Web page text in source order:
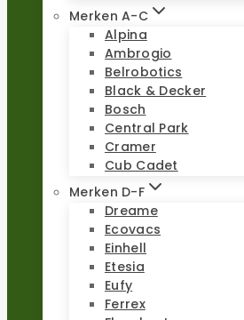
Merken A-C
Alpina
Ambrogio
Belrobotics
Black & Decker
Bosch
Central Park
Cramer
Cub Cadet
Merken D-F
Dreame
Ecovacs
Einhell
Etesia
Eufy
Ferrex